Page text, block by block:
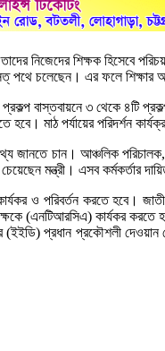
নিজেদের শিক্ষক হিসেবে
পথে চলেছেন। এর ফলে শিক্ষার
বাস্তবায়নে ৩ থেকে ৪টি
মাঠ পর্যায়ের পরিদর্শন
তথ্য জানতে চান। আঞ্চলিক
মন্ত্রী। এসব কর্মকর্তার
ও পরিবর্তন করতে হবে।
(এনটিআরসিএ) কার্যকর করতে
প্রধান প্রকৌশলী দেওয়ান